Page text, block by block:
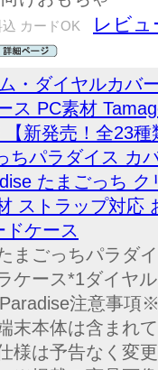
カードOK
レビュ
ム・ダイヤルカバ
ス PC素材
【新発売！全23
ちパラダイス カ
たまごっち
ストラップ対応
ケース
まごっちパラダ
ケース*1ダイヤ
注意事項
末本体は含まれ
様は予告なく変